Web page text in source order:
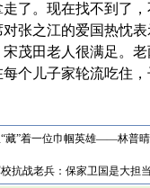
了。现在找不到了
张之江的爱国热忱
茂田老人很满足。
每个儿子家轮流吃住
藏”着一位巾帼英雄——林普晴
抗战老兵：保家卫国是大担